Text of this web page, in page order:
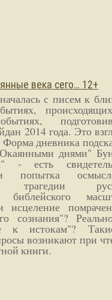
века сего… 12+
с писем к
2014 года. Это
Форма дневника
днями"
- есть
попытка
трагедии
библейского
сознания"?
к истокам"?
возникают при
книги.